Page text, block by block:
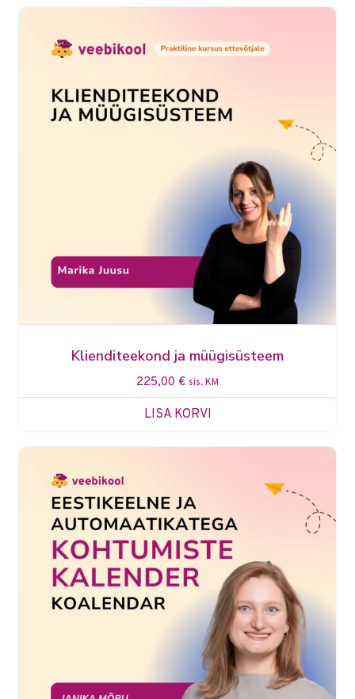
Klienditeekond ja müügisüsteem
225,00 € sis. KM
LISA KORVI